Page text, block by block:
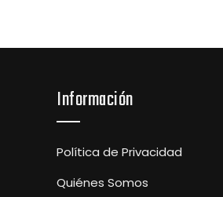
Información
Política de Privacidad
Quiénes Somos